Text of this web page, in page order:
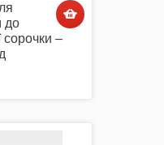
до
сорочки –